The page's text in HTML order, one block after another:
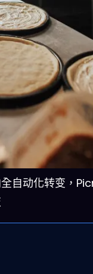
自动化转变，